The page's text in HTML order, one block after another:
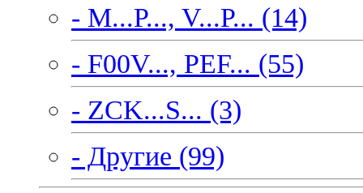
- M...P..., V...P... (14)
- F00V..., PEF... (55)
- ZCK...S... (3)
- Другие (99)